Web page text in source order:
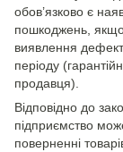
обов’язково є
пошкоджень, якщо
виявлення
періоду
продавця).
Відповідно до
підприємство
поверненні